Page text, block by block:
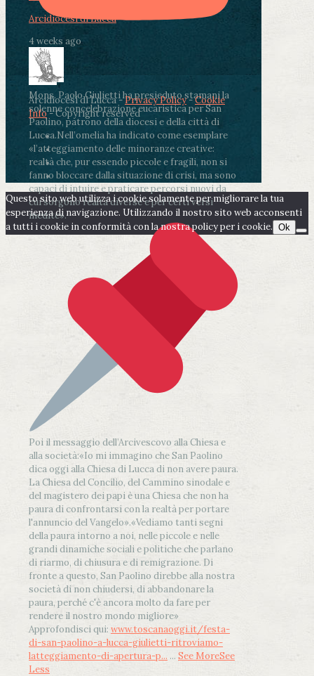
Arcidiocesi di Lucca
4 weeks ago
Mons. Paolo Giulietti ha presieduto stamani la
solenne concelebrazione eucaristica per San
Paolino, patrono della diocesi e della città di
Lucca.Nell’omelia ha indicato come esemplare
«l’atteggiamento delle minoranze creative:
realtà che, pur essendo piccole e fragili, non si
fanno bloccare dalla situazione di crisi, ma sono
capaci di intuire e praticare percorsi nuovi da
cui sorgono realtà diverse e per certi versi
inedite».
Poi il messaggio dell’Arcivescovo alla Chiesa e
alla società:«Io mi immagino che San Paolino
dica oggi alla Chiesa di Lucca di non avere paura.
La Chiesa del Concilio, del Cammino sinodale e
del magistero dei papi è una Chiesa che non ha
paura di confrontarsi con la realtà per portare
l'annuncio del Vangelo».«Vediamo tanti segni
della paura intorno a noi, nelle piccole e nelle
grandi dinamiche sociali e politiche che parlano
di riarmo, di chiusura e di remigrazione. Di
fronte a questo, San Paolino direbbe alla nostra
società di non chiudersi, di abbandonare la
paura, perché c'è ancora molto da fare per
rendere il nostro mondo migliore»
Approfondisci qui: www.toscanaoggi.it/festa-
di-san-paolino-a-lucca-giulietti-ritroviamo-
latteggiamento-di-apertura-p... ... See MoreSee
Less
Arcidiocesi di Lucca -Privacy Policy-Cookie
Info- Copyright reserved
Questo sito web utilizza i cookie solamente per migliorare la tua
esperienza di navigazione. Utilizzando il nostro sito web acconsenti
a tutti i cookie in conformità con la nostra policy per i cookie. Ok